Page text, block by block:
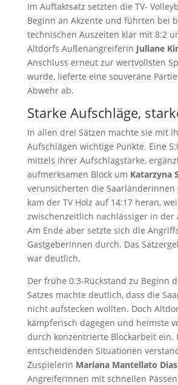
Im Auftaktsatz setzten die TV-
Beginn an Akzente und führten bei
technischen Auszeiten klar mit 8:2
Altdorfs Außenangreiferin Juliane
Anschluss erneut zur wertvollsten
wurde, lieferte eine souveräne
Abwehr ab.
Starke Aufschläge,
In allen drei Sätzen machte sie mit
Aufschlägen wichtige Punkte. Eine
mittels ihrer Aufschlagstärke,
aufmerksamen Block um Katarzyna
verunsicherten die Saarländerinnen
kam der TV Holz auf 14:17 heran,
zwischenzeitlich nachlässiger in der
Am Ende aber setzte sich die
Gastgeberinnen durch. Das
war deutlich.
Der frühe 0:3-Rückstand zu Beginn
Satzes machte deutlich, dass die
nicht aufstecken wollten. Doch
kämpferisch dagegen und heimste
durch konzentrierte Blockarbeit ein.
entscheidenden Situationen
Zuspielerin Mariana Mantellato Dias
Angreiferinnen mit schnellen